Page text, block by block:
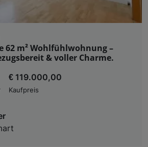
m² Wohlfühlwohnung –
& voller Charme.
€ 119.000,00
Kaufpreis